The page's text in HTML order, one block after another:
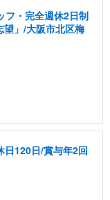
フ・完全週休2日制
望」/大阪市北区梅
日120日/賞与年2回